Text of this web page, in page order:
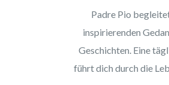
Padre Pio
inspirierenden
Geschichten. Eine
führt dich durch die